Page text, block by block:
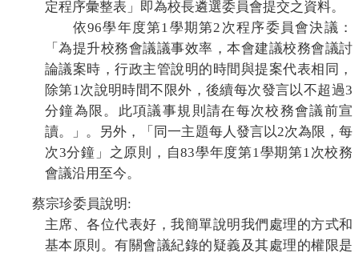
定程序彙整表 」即為校長遴選委員會提交之資料。
依96學年度第1學期第2 次程序委員會決議：
「為提升校務會議議事效率，本會建議校務會議討
論議案時，行政主管說明的時間與提案代表相同，
除第1次說明時間不限外 ，後續每次發言以不超過3
分鐘為限。此項議事規則請在每次校務會議前宣
讀。」。另外，「同一主題每人發言以2次為限，每
次3分鐘」之原則，自83學年度第1學期第1次校務
會議沿用至今。
蔡宗珍委員說明:
主席、各位代表好，我簡單說明我們處理的方式和
基本原則。有關會議紀錄的疑義及其處理的權限是